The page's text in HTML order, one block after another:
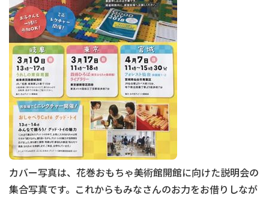
カバー写真は、花巻おもちゃ美術館開館に向けた説明会の
集合写真です。これからもみなさんのお力をお借りしなが